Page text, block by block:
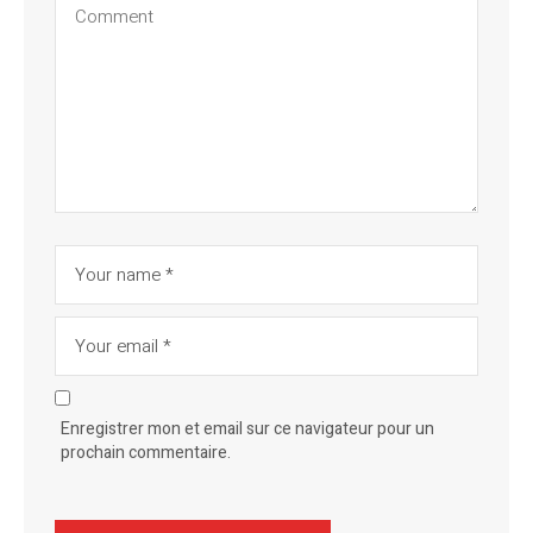
Enregistrer mon et email sur ce navigateur pour un
prochain commentaire.